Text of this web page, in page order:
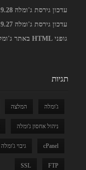
עדכון גירסת ג'ומלה 3.9.28
עדכון גירסת ג'ומלה 3.9.27
גופני HTML באתר ג'ומלה
תגיות
ג'ומלה המלצה
ניהול אחסון ג'ומלה
cPanel גיבוי ג'ומלה
FTP
SSL